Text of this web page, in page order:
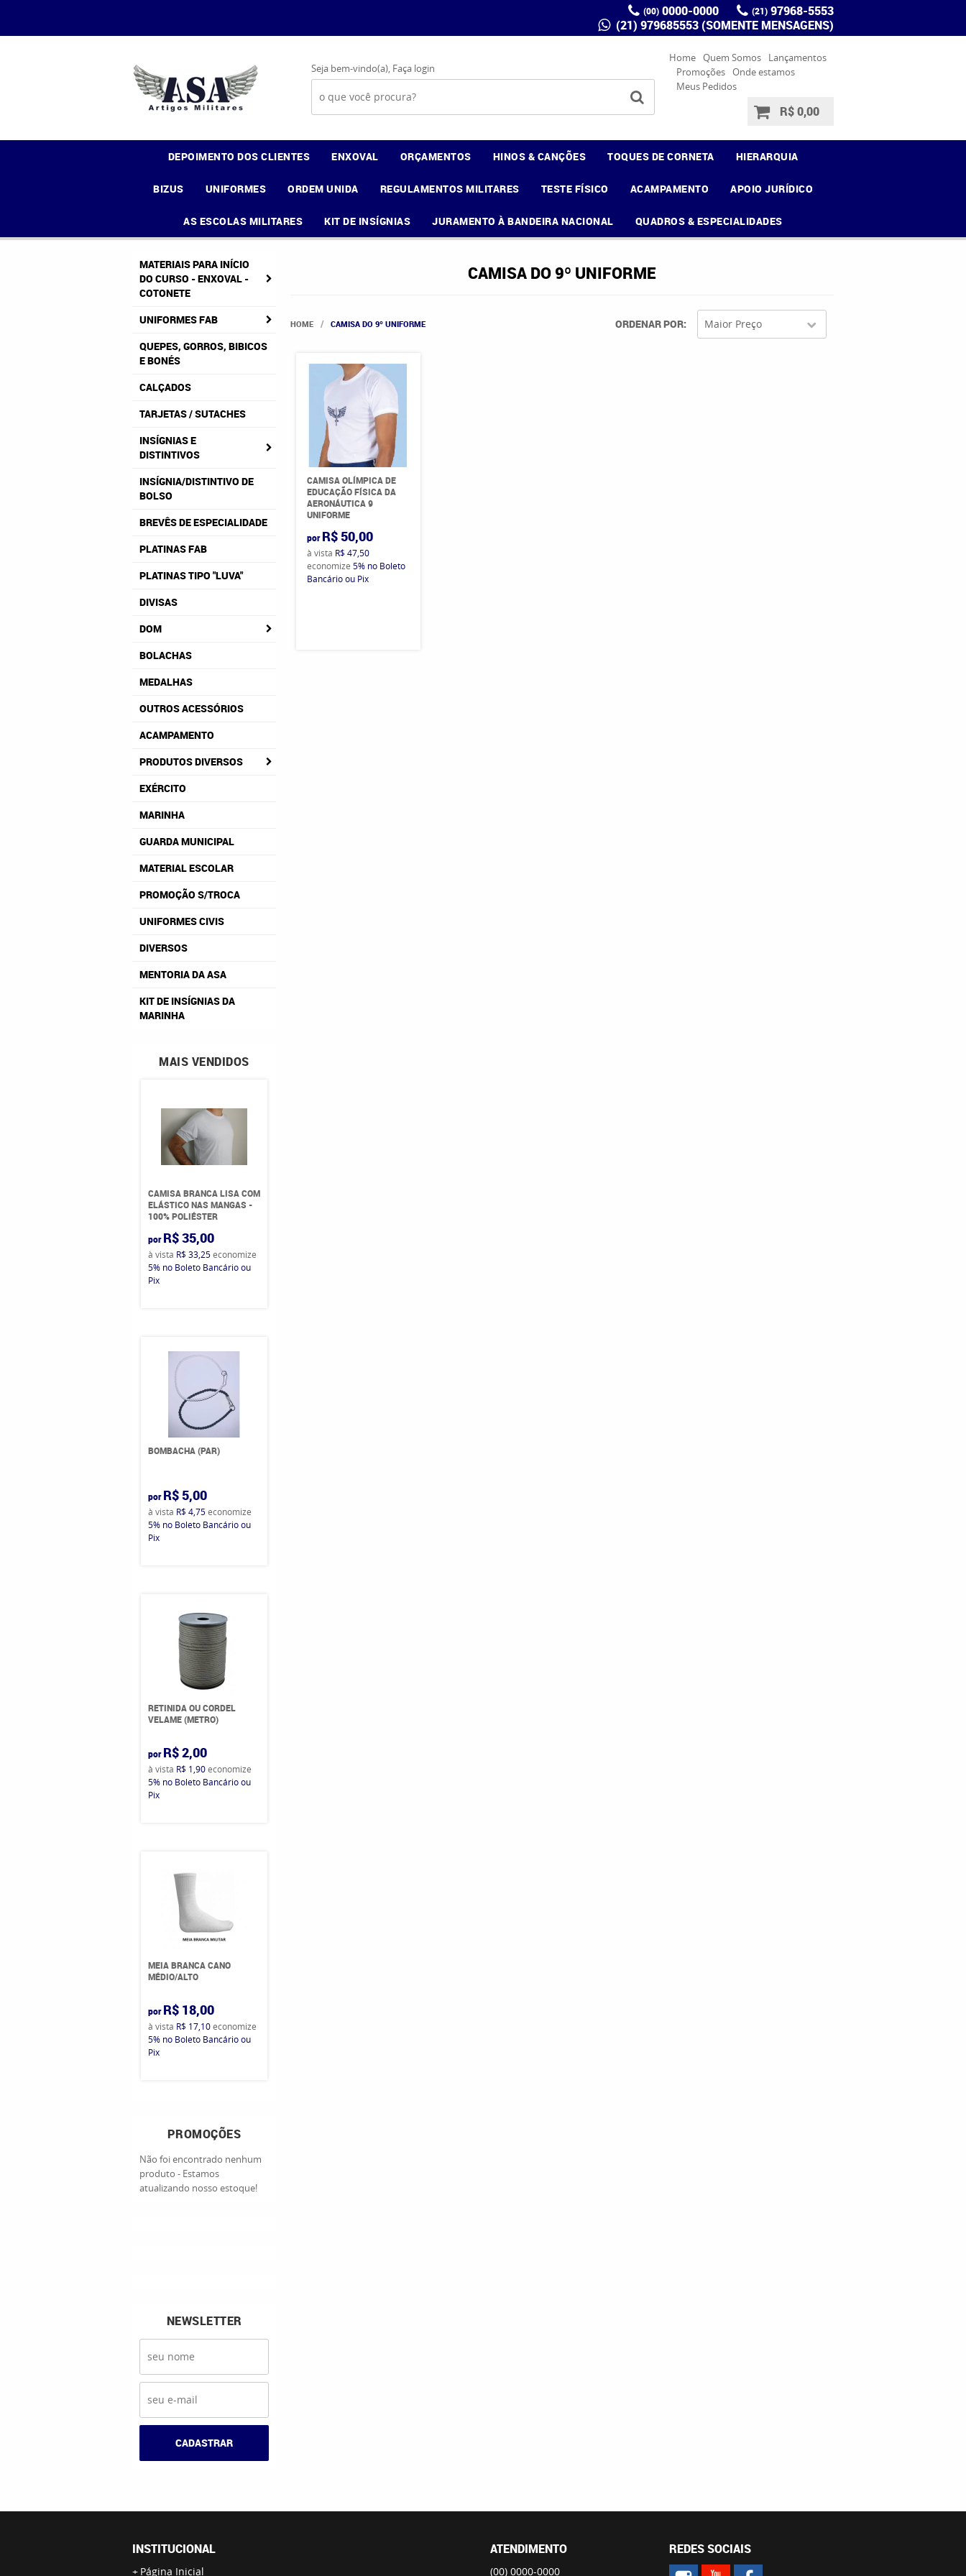
(00) 0000-0000 (21) 97968-5553
(21) 979685553 (SOMENTE MENSAGENS)
Seja bem-vindo(a), Faça login
Home Quem Somos
Lançamentos
Promoções Onde estamos
Meus Pedidos
R$ 0,00
DEPOIMENTO DOS CLIENTES ENXOVAL ORÇAMENTOS HINOS & CANÇÕES TOQUES DE CORNETA HIERARQUIA
BIZUS UNIFORMES ORDEM UNIDA REGULAMENTOS MILITARES TESTE FÍSICO ACAMPAMENTO APOIO JURÍDICO
AS ESCOLAS MILITARES KIT DE INSÍGNIAS JURAMENTO À BANDEIRA NACIONAL QUADROS & ESPECIALIDADES
MATERIAIS PARA INÍCIO
DO CURSO - ENXOVAL -
COTONETE
UNIFORMES FAB
QUEPES, GORROS, BIBICOS
E BONÉS
CALÇADOS
TARJETAS / SUTACHES
INSÍGNIAS E
DISTINTIVOS
INSÍGNIA/DISTINTIVO DE
BOLSO
BREVÊS DE ESPECIALIDADE
PLATINAS FAB
PLATINAS TIPO "LUVA"
DIVISAS
DOM
BOLACHAS
MEDALHAS
OUTROS ACESSÓRIOS
ACAMPAMENTO
PRODUTOS DIVERSOS
EXÉRCITO
MARINHA
GUARDA MUNICIPAL
MATERIAL ESCOLAR
PROMOÇÃO S/TROCA
UNIFORMES CIVIS
DIVERSOS
MENTORIA DA ASA
KIT DE INSÍGNIAS DA
MARINHA
MAIS VENDIDOS
CAMISA BRANCA LISA COM
ELÁSTICO NAS MANGAS -
100% POLIÉSTER
por R$ 35,00
à vista R$ 33,25economize
5% no Boleto Bancário ou
Pix
BOMBACHA (PAR)
por R$ 5,00
à vista R$ 4,75economize
5% no Boleto Bancário ou
Pix
RETINIDA OU CORDEL
VELAME (METRO)
por R$ 2,00
à vista R$ 1,90economize
5% no Boleto Bancário ou
Pix
MEIA BRANCA CANO
MÉDIO/ALTO
por R$ 18,00
à vista R$ 17,10economize
5% no Boleto Bancário ou
Pix
PROMOÇÕES
Não foi encontrado nenhum
produto - Estamos
atualizando nosso estoque!
NEWSLETTER
CADASTRAR
CAMISA DO 9º UNIFORME
HOME CAMISA DO 9º UNIFORME ORDENAR POR Maior Preço
CAMISA OLÍMPICA DE
EDUCAÇÃO FÍSICA DA
AERONÁUTICA 9
UNIFORME
por R$ 50,00
à vista R$ 47,50
economize 5% no Boleto
Bancário ou Pix
INSTITUCIONAL
Página Inicial
ATENDIMENTO
(00) 0000-0000
REDES SOCIAIS